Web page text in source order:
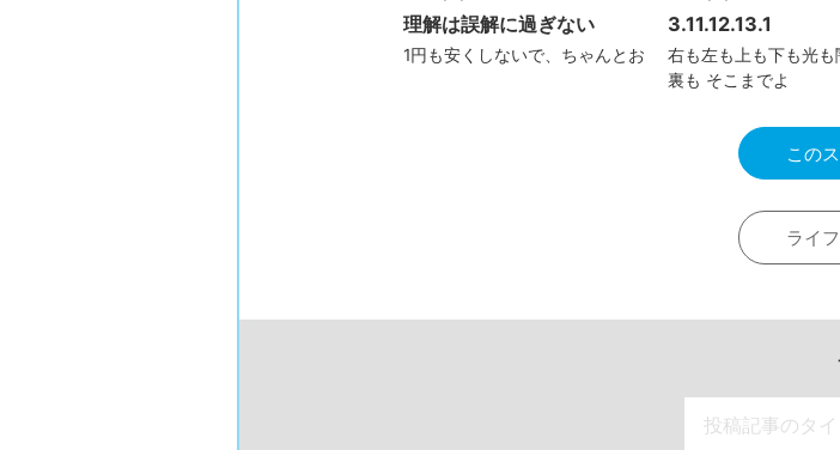
理解は誤解に過ぎない
1円も安くしないで、ちゃんとお
3.11.12.13.1
右も左も上も下も光も
裏も そこまでよ
この
ライ